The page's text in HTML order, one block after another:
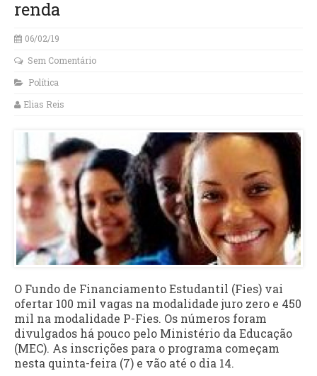
renda
06/02/19
Sem Comentário
Política
Elias Reis
O Fundo de Financiamento Estudantil (Fies) vai
ofertar 100 mil vagas na modalidade juro zero e 450
mil na modalidade P-Fies. Os números foram
divulgados há pouco pelo Ministério da Educação
(MEC). As inscrições para o programa começam
nesta quinta-feira (7) e vão até o dia 14.